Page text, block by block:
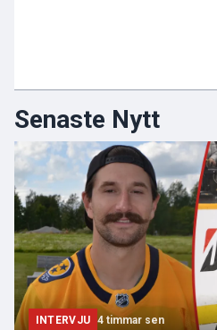
Senaste Nytt
INTERVJU 4 timmar sen